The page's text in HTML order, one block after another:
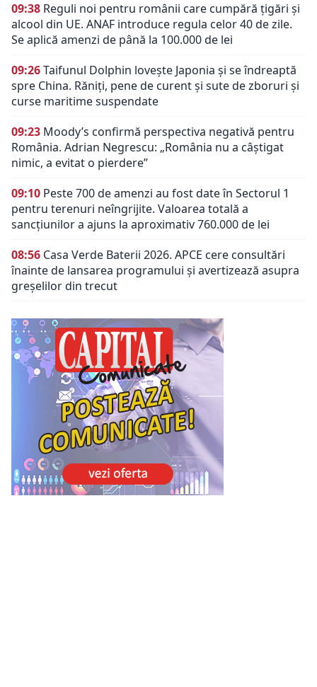
09:38 Reguli noi pentru românii care cumpără țigări și
alcool din UE. ANAF introduce regula celor 40 de zile.
Se aplică amenzi de până la 100.000 de lei
09:26Taifunul Dolphin lovește Japonia și se îndreaptă
spre China. Răniți, pene de curent și sute de zboruri și
curse maritime suspendate
09:23 Moody’s confirmă perspectiva negativă pentru
România. Adrian Negrescu: „România nu a câștigat
nimic, a evitat o pierdere”
09:10 Peste 700 de amenzi au fost date în Sectorul 1
pentru terenuri neîngrijite. Valoarea totală a
sancțiunilor a ajuns la aproximativ 760.000 de lei
08:56 Casa Verde Baterii 2026. APCE cere consultări
înainte de lansarea programului și avertizează asupra
greșelilor din trecut